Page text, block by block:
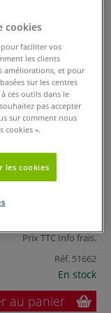
Art & Go
et espace
Plus
Prix TTCInfo frais.
Réf. 51662
En stock
au panier
cookies
faciliter vos
les clients
améliorations, et pour
sur les centres
ces outils dans le
pas accepter
sur comment nous
cookies ».
les cookies